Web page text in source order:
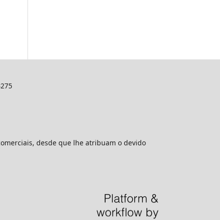
desde que lhe atribuam o devido